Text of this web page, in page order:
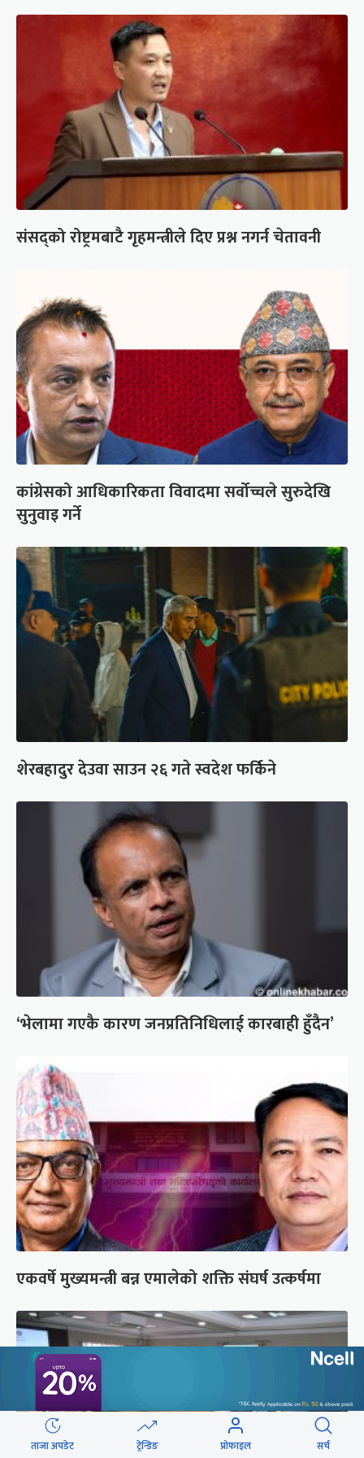
संसद्को रोष्ट्रमबाटै गृहमन्त्रीले दिए प्रश्न नगर्न चेतावनी
कांग्रेसको आधिकारिकता विवादमा सर्वोच्चले सुरुदेखि
सुनुवाइ गर्ने
शेरबहादुर देउवा साउन २६ गते स्वदेश फर्किने
‘भेलामा गएकै कारण जनप्रतिनिधिलाई कारबाही हुँदैन’
एकवर्षे मुख्यमन्त्री बन्न एमालेको शक्ति संघर्ष उत्कर्षमा
ताजा अपडेट ट्रेन्डिङ प्रोफाइल सर्च